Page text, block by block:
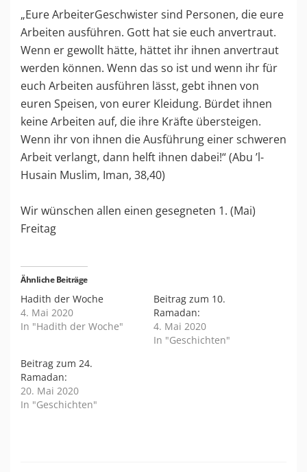
„Eure ArbeiterGeschwister sind Personen, die eure
Arbeiten ausführen. Gott hat sie euch anvertraut.
Wenn er gewollt hätte, hättet ihr ihnen anvertraut
werden können. Wenn das so ist und wenn ihr für
euch Arbeiten ausführen lässt, gebt ihnen von
euren Speisen, von eurer Kleidung. Bürdet ihnen
keine Arbeiten auf, die ihre Kräfte übersteigen.
Wenn ihr von ihnen die Ausführung einer schweren
Arbeit verlangt, dann helft ihnen dabei!“ (Abu ’l-
Husain Muslim, Iman, 38,40)
Wir wünschen allen einen gesegneten 1. (Mai)
Freitag
Ähnliche Beiträge
Hadith der Woche
4. Mai 2020
In "Hadith der Woche"
Beitrag zum 10.
Ramadan:
4. Mai 2020
In "Geschichten"
Beitrag zum 24.
Ramadan:
20. Mai 2020
In "Geschichten"